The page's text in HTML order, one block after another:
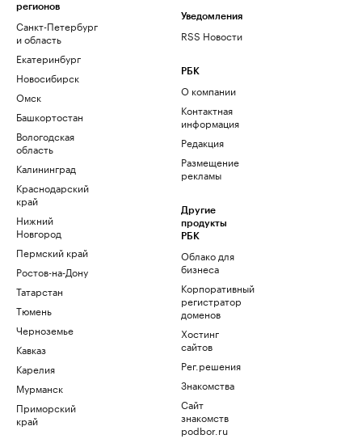
регионов
Санкт-Петербург
и область
Екатеринбург
Новосибирск
Омск
Башкортостан
Вологодская
область
Калининград
Краснодарский
край
Нижний
Новгород
Пермский край
Ростов-на-Дону
Татарстан
Тюмень
Черноземье
Кавказ
Карелия
Мурманск
Приморский
край
Уведомления
RSS Новости
РБК
О компании
Контактная
информация
Редакция
Размещение
рекламы
Другие
продукты
РБК
Облако для
бизнеса
Корпоративный
регистратор
доменов
Хостинг
сайтов
Рег.решения
Знакомства
Сайт
знакомств
podbor.ru